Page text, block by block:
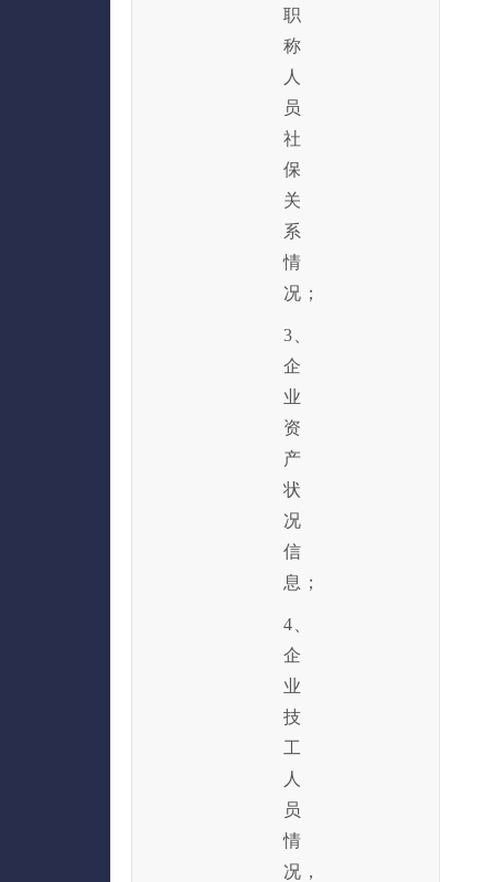
职
称
人
员
社
保
关
系
情
况；
3、
企
业
资
产
状
况
信
息；
4、
企
业
技
工
人
员
情
况，